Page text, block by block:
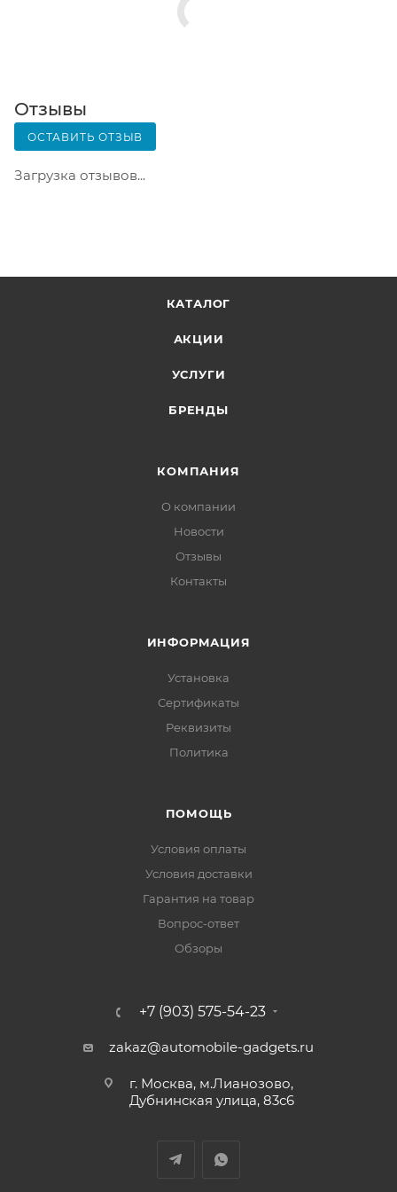
Почтовая доставка через почту России. Когда
Вскрывать коробку самостоятельно вы можете
только после оплаты заказа. Один заказ может
содержать не больше 10 позиций и его стоимость
не должна превышать 100 000 р.
Отзывы
ОСТАВИТЬ ОТЗЫВ
Загрузка отзывов...
КАТАЛОГ
АКЦИИ
УСЛУГИ
БРЕНДЫ
КОМПАНИЯ
О компании
Новости
Отзывы
Контакты
ИНФОРМАЦИЯ
Установка
Сертификаты
Реквизиты
Политика
ПОМОЩЬ
Условия оплаты
Условия доставки
Гарантия на товар
Вопрос-ответ
Обзоры
+7 (903) 575-54-23
zakaz@automobile-gadgets.ru
г. Москва, м.Лианозово,
Дубнинская улица, 83с6